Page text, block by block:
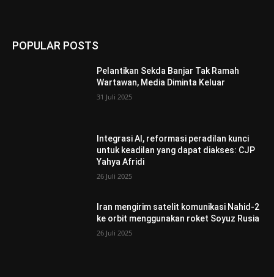
POPULAR POSTS
Pelantikan Sekda Banjar Tak Ramah
Wartawan, Media Diminta Keluar
31 Juli 2025
Integrasi AI, reformasi peradilan kunci
untuk keadilan yang dapat diakses: CJP
Yahya Afridi
26 Juli 2025
Iran mengirim satelit komunikasi Nahid-2
ke orbit menggunakan roket Soyuz Rusia
26 Juli 2025